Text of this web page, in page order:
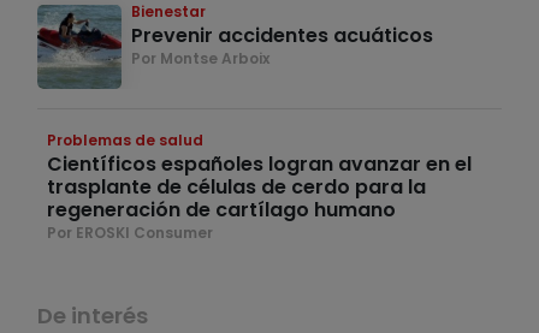
Bienestar
Prevenir accidentes acuáticos
Por Montse Arboix
Problemas de salud
Científicos españoles logran avanzar en el
trasplante de células de cerdo para la
regeneración de cartílago humano
Por EROSKI Consumer
De interés